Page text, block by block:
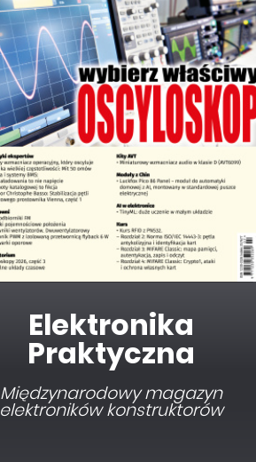
Elektronika dla
Wszystkich
Interesująca elektronika dla
pasjonatów